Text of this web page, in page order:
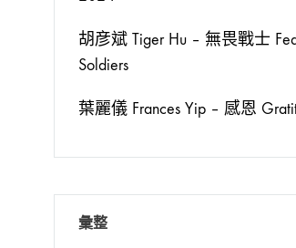
胡彦斌 Tiger Hu – 無畏戰士
Soldiers
葉麗儀 Frances Yip – 感恩
彙整